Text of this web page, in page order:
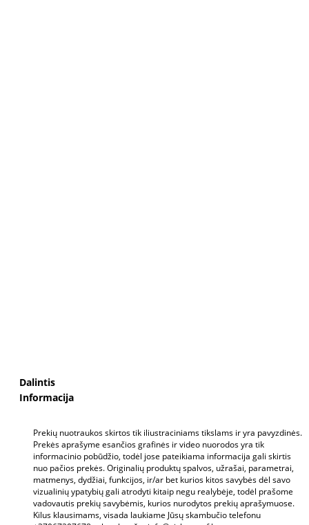
Dalintis
Informacija
Prekių nuotraukos skirtos tik iliustraciniams tikslams ir yra pavyzdinės.
Prekės aprašyme esančios grafinės ir video nuorodos yra tik
informacinio pobūdžio, todėl jose pateikiama informacija gali skirtis
nuo pačios prekės. Originalių produktų spalvos, užrašai, parametrai,
matmenys, dydžiai, funkcijos, ir/ar bet kurios kitos savybės dėl savo
vizualinių ypatybių gali atrodyti kitaip negu realybėje, todėl prašome
vadovautis prekių savybėmis, kurios nurodytos prekių aprašymuose.
Kilus klausimams, visada laukiame Jūsų skambučio telefonu